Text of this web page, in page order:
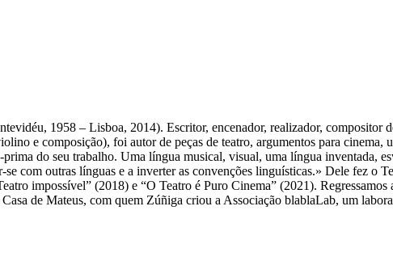
1958 – Lisboa, 2014). Escritor, encenador, realizador, compositor
e composição), foi autor de peças de teatro, argumentos para cinema,
do seu trabalho. Uma língua musical, visual, uma língua inventada,
com outras línguas e a inverter as convenções linguísticas.» Dele fez o
impossível” (2018) e “O Teatro é Puro Cinema” (2021).
de Mateus, com quem Zúñiga criou a Associação blablaLab, um